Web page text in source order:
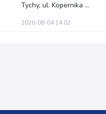
Tychy, ul. Kopernika ...
2026-08-04 14:02